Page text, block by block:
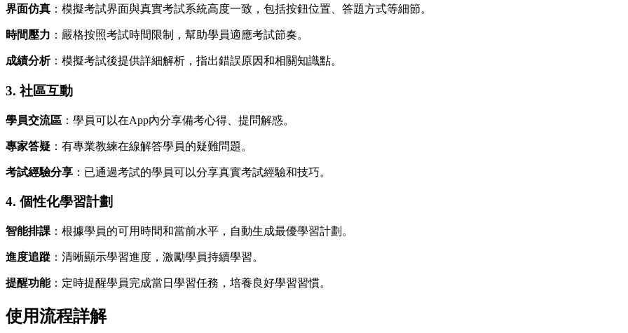
界面仿真 ：模擬考試界面與真實考試系統高度一致，包括按鈕位置、答題方式等細節。
時間壓力 ：嚴格按照考試時間限制，幫助學員適應考試節奏。
成績分析：模擬考試後提供詳細解析，指出錯誤原因和相關知識點。
3. 社區互動
學員交流區 ：學員可以在App內分享備考心得、提問解惑。
專家答疑 ：有專業教練在線解答學員的疑難問題。
考試經驗分享 ：已通過考試的學員可以分享真實考試經驗和技巧。
4. 個性化學習計劃
智能排課 ：根據學員的可用時間和當前水平，自動生成最優學習計劃。
進度追蹤 ：清晰顯示學習進度，激勵學員持續學習。
提醒功能：定時提醒學員完成當日學習任務，培養良好學習習慣。
使用流程詳解